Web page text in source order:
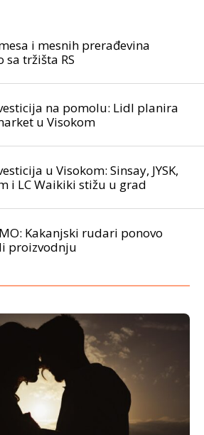
i mesnih prerađevina
sa tržišta RS
na pomolu: Lidl planira
u Visokom
u Visokom: Sinsay, JYSK,
i LC Waikiki stižu u grad
Kakanjski rudari ponovo
proizvodnju